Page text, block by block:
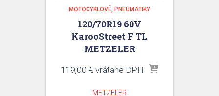
MOTOCYKLOVÉ PNEUMATIKY
120/70R19 60V
KarooStreet F TL
METZELER
119,00 €vrátane DPH
METZELER